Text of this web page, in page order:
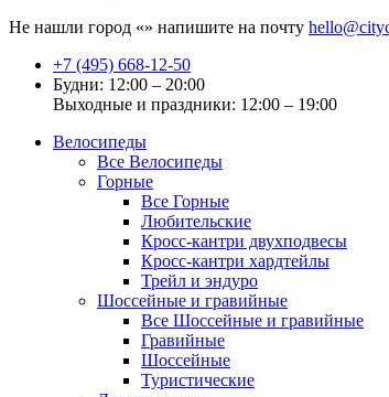
Не нашли город «» напишите на почту
+7 (495) 668-12-50
Будни: 12:00 – 20:00
Выходные и праздники: 12:00 – 19:00
Велосипеды
Все Велосипеды
Горные
Все Горные
Любительские
Кросс-кантри двухподвесы
Кросс-кантри хардтейлы
Трейл и эндуро
Шоссейные и гравийные
Все Шоссейные и гравийные
Гравийные
Шоссейные
Туристические